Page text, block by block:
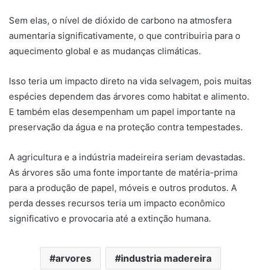
Sem elas, o nível de dióxido de carbono na atmosfera
aumentaria significativamente, o que contribuiria para o
aquecimento global e as mudanças climáticas.
Isso teria um impacto direto na vida selvagem, pois muitas
espécies dependem das árvores como habitat e alimento.
E também elas desempenham um papel importante na
preservação da água e na proteção contra tempestades.
A agricultura e a indústria madeireira seriam devastadas.
As árvores são uma fonte importante de matéria-prima
para a produção de papel, móveis e outros produtos. A
perda desses recursos teria um impacto econômico
significativo e provocaria até a extinção humana.
arvores industria madereira